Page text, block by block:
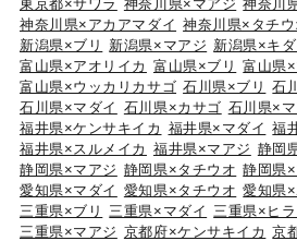
東京都×サワラ 神奈川県×マアジ 神奈川
神奈川県×アカアマダイ 神奈川県×タチウ
新潟県×ブリ
新潟県×マアジ 新潟県×キダ
富山県×アオリイカ 富山県×ブリ 富山県
富山県×ウッカリカサゴ 石川県×ブリ
石
石川県×マダイ 石川県×カサゴ 石川県×
福井県×ケンサキイカ 福井県×マダイ 福
福井県×スルメイカ 福井県×マアジ 静岡
静岡県×マアジ 静岡県×タチウオ 静岡県×
愛知県×マダイ 愛知県×タチウオ 愛知県
三重県×ブリ
三重県×マダイ 三重県×ヒラ
三重県×マアジ 京都府×ケンサキイカ 京